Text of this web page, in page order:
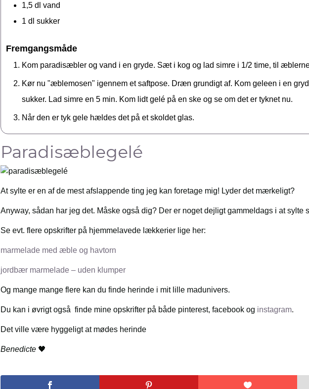
1,5 dl vand
1 dl sukker
Fremgangsmåde
Kom paradisæbler og vand i en gryde. Sæt i kog og lad simre i 1/2 time, til
Kør nu "æblemosen" igennem et saftpose. Dræn grundigt af. Kom geleen i en
sukker. Lad simre en 5 min. Kom lidt gelé på en ske og se om det er tyknet nu.
Når den er tyk gele hældes det på et skoldet glas.
Paradisæblegelé
At sylte er en af de mest afslappende ting jeg kan foretage mig! Lyder det mærkeligt?
Anyway, sådan har jeg det. Måske også dig? Der er noget dejligt gammeldags i at sylte
Se evt. flere opskrifter på hjemmelavede lækkerier lige her:
marmelade med æble og havtorn
jordbær marmelade – uden klumper
Og mange mange flere kan du finde herinde i mit lille madunivers.
Du kan i øvrigt også finde mine opskrifter på både pinterest, facebook og instagram.
Det ville være hyggeligt at mødes herinde
Benedicte 🖤